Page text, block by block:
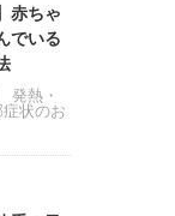
赤ちゃ
でいる
発熱・
状のお